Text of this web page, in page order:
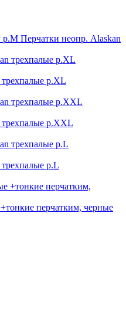
Перчатки неопр. Alaskan
р.XL
р.XXL
р.L
перчатким, черные